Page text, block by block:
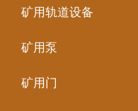
矿用轨道设备
矿用泵
矿用门